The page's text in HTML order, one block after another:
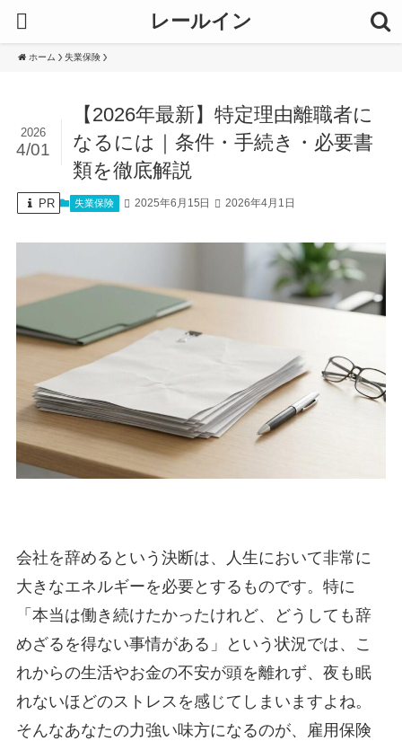
レールイン
ホーム 失業保険
【2026年最新】特定理由離職者に
なるには｜条件・手続き・必要書
類を徹底解説
2026
4/01
PR 失業保険 2025年6月15日 2026年4月1日
会社を辞めるという決断は、人生において非常に
大きなエネルギーを必要とするものです。特に
「本当は働き続けたかったけれど、どうしても辞
めざるを得ない事情がある」という状況では、こ
れからの生活やお金の不安が頭を離れず、夜も眠
れないほどのストレスを感じてしまいますよね。
そんなあなたの力強い味方になるのが、雇用保険